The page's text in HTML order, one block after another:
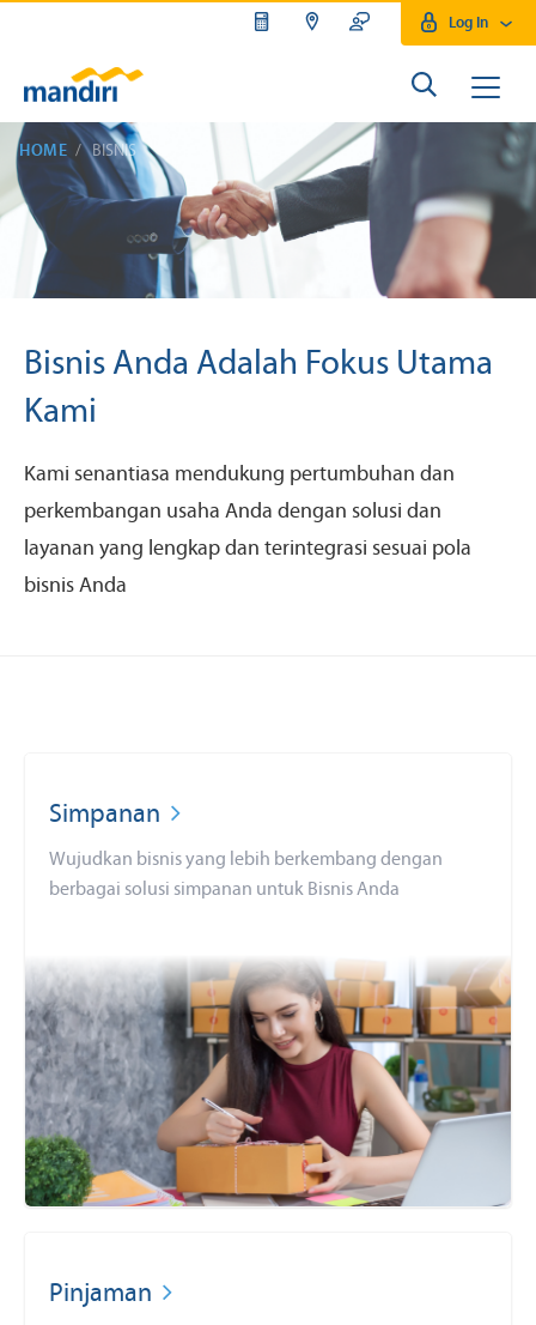
Log In
HOME BISNIS
Bisnis Anda Adalah Fokus Utama
Kami
Kami senantiasa mendukung pertumbuhan dan
perkembangan usaha Anda dengan solusi dan
layanan yang lengkap dan terintegrasi sesuai pola
bisnis Anda
Simpanan
Wujudkan bisnis yang lebih berkembang dengan
berbagai solusi simpanan untuk Bisnis Anda
Pinjaman